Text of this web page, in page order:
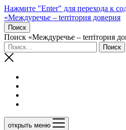
Нажмите "Enter" для перехода к
«Междуречье – terriтория доверия
Поиск
Поиск «Междуречье – terriтория
открыть меню